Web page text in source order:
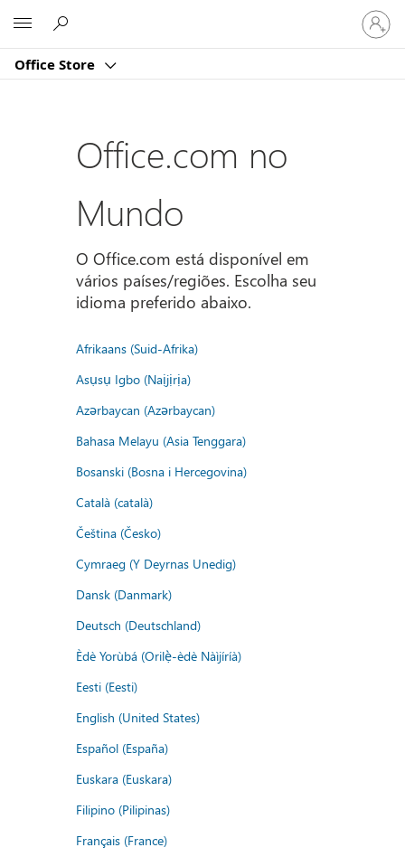
Office Store
Entre
em
sua
Office.com no
Mundo
O Office.com está disponível em
vários países/regiões. Escolha seu
idioma preferido abaixo.
Afrikaans (Suid-Afrika)
Asụsụ Igbo (Naịjịrịa)
Azərbaycan (Azərbaycan)
Bahasa Melayu (Asia Tenggara)
Bosanski (Bosna i Hercegovina)
Català (català)
Čeština (Česko)
Cymraeg (Y Deyrnas Unedig)
Dansk (Danmark)
Deutsch (Deutschland)
Èdè Yorùbá (Orilẹ̀-èdè Nàìjíríà)
Eesti (Eesti)
English (United States)
Español (España)
Euskara (Euskara)
Filipino (Pilipinas)
Français (France)